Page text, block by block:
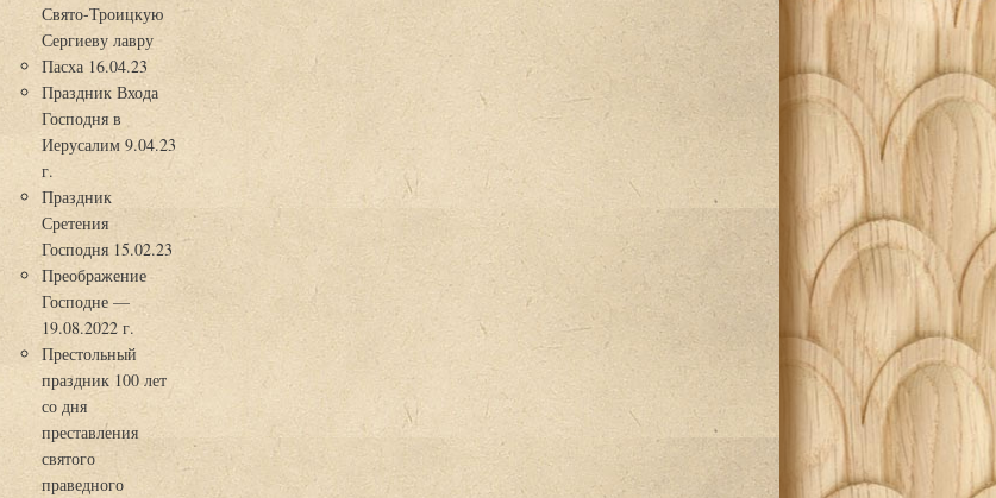
Свято-Троицкую
Сергиеву лавру
Пасха 16.04.23
Праздник Входа
Господня в
Иерусалим 9.04.23
г.
Праздник
Сретения
Господня 15.02.23
Преображение
Господне —
19.08.2022 г.
Престольный
праздник 100 лет
со дня
преставления
святого
праведного